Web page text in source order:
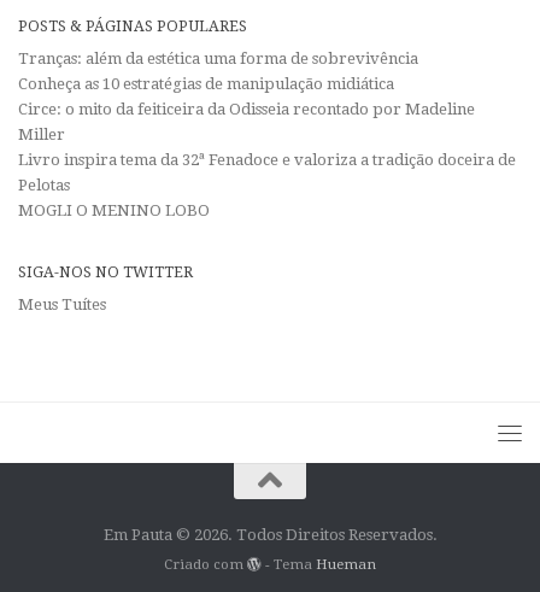
POSTS & PÁGINAS POPULARES
Tranças: além da estética uma forma de sobrevivência
Conheça as 10 estratégias de manipulação midiática
Circe: o mito da feiticeira da Odisseia recontado por Madeline
Miller
Livro inspira tema da 32ª Fenadoce e valoriza a tradição doceira de
Pelotas
MOGLI O MENINO LOBO
SIGA-NOS NO TWITTER
Meus Tuítes
Em Pauta © 2026. Todos Direitos Reservados.
Criado com - Tema Hueman